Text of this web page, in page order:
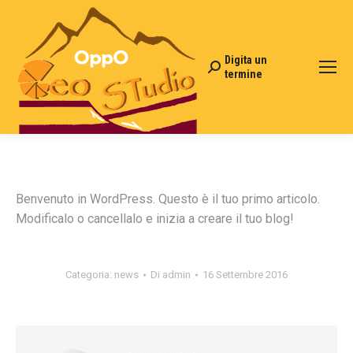
Cerca:Digita un
termine
Benvenuto in WordPress. Questo è il tuo primo articolo.
Modificalo o cancellalo e inizia a creare il tuo blog!
Categoria: news Di admin 16 Settembre 2016